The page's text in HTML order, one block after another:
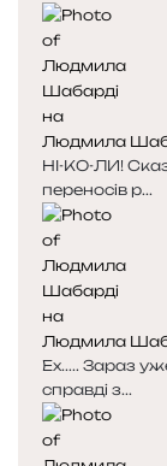
Людмила
НІ-КО-ЛИ!
переносів р...
Людмила
Ех..... Зараз
справді з...